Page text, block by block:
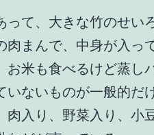
って、大きな竹のせい
肉まんで、中身が入っ
お米も食べるけど蒸し
いないものが一般的だ
肉入り、野菜入り、小